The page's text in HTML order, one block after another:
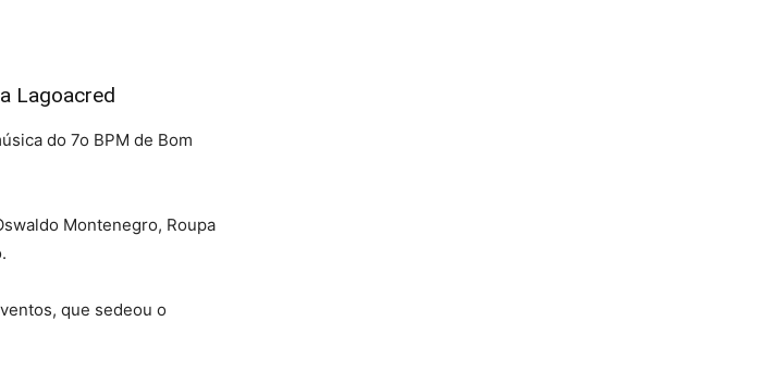
Lagoacred
do 7o BPM de Bom
Montenegro, Roupa
que sedeou o